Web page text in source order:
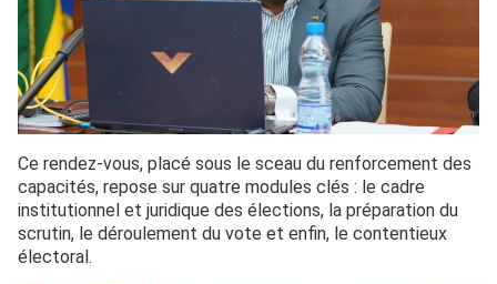
Ce rendez-vous, placé sous le sceau du renforcement des
capacités, repose sur quatre modules clés : le cadre
institutionnel et juridique des élections, la préparation du
scrutin, le déroulement du vote et enfin, le contentieux
électoral.